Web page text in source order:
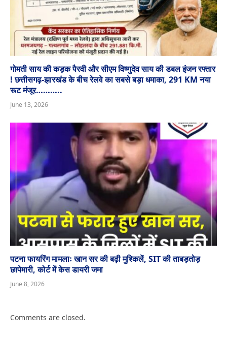
गोमती साय की कड़क पैरवी और सीएम विष्णुदेव साय की डबल इंजन रफ्तार
! छत्तीसगढ़-झारखंड के बीच रेलवे का सबसे बड़ा धमाका, 291 KM नया
रूट मंजूर………..
June 13, 2026
पटना फायरिंग मामलाः खान सर की बढ़ी मुश्किलें, SIT की ताबड़तोड़
छापेमारी, कोर्ट में केस डायरी जमा
June 8, 2026
Comments are closed.